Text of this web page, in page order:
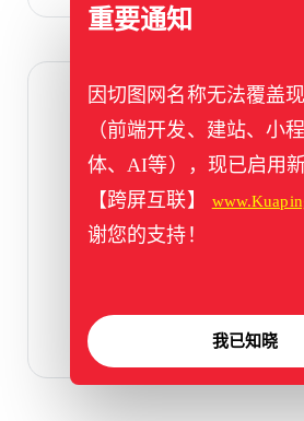
前端切图是什么意思?
学前端的人越来越多了，对于
好事——能见证一个行业的发
重要通知
因切图网名称无法覆盖
（前端开发、建站、小
体、AI等），现已启用
【跨屏互联】
谢您的支持！
我已知晓